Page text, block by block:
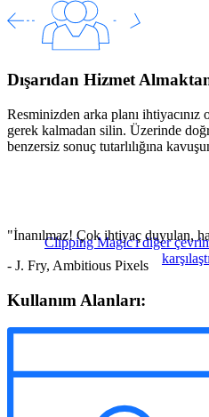
Dışarıdan Hizmet
Resminizden arka planı
gerek kalmadan silin. Üzerinde
benzersiz sonuç tutarlılığına
Clipping Magic'i diğer
"İnanılmaz! Çok ihtiyaç duyulan,
- J. Fry, Ambitious Pixels
Kullanım Alanları: